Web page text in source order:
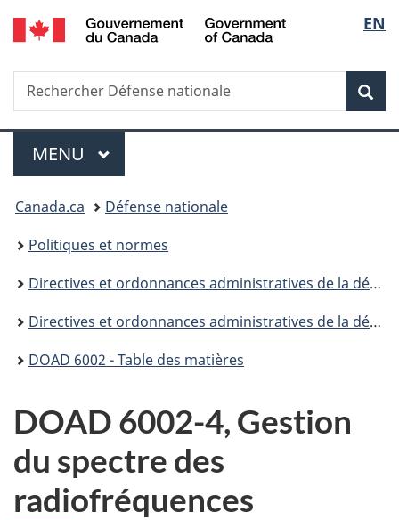
Passer
au
principal
Passer
à
Au
du
Passer
à
version
simplifiée
de
la
EN
Recherche
Rechercher
Défense
Menu
MENU PRINCIPAL
Vous
êtes
ici :
Canada.ca
Défense nationale
Politiques et normes
Directives et ordonnances administratives de la défense
Directives et ordonnances administratives de la défense (DOAD) - 6000
DOAD 6002 - Table des matières
DOAD 6002-4, Gestion
du spectre des
radiofréquences